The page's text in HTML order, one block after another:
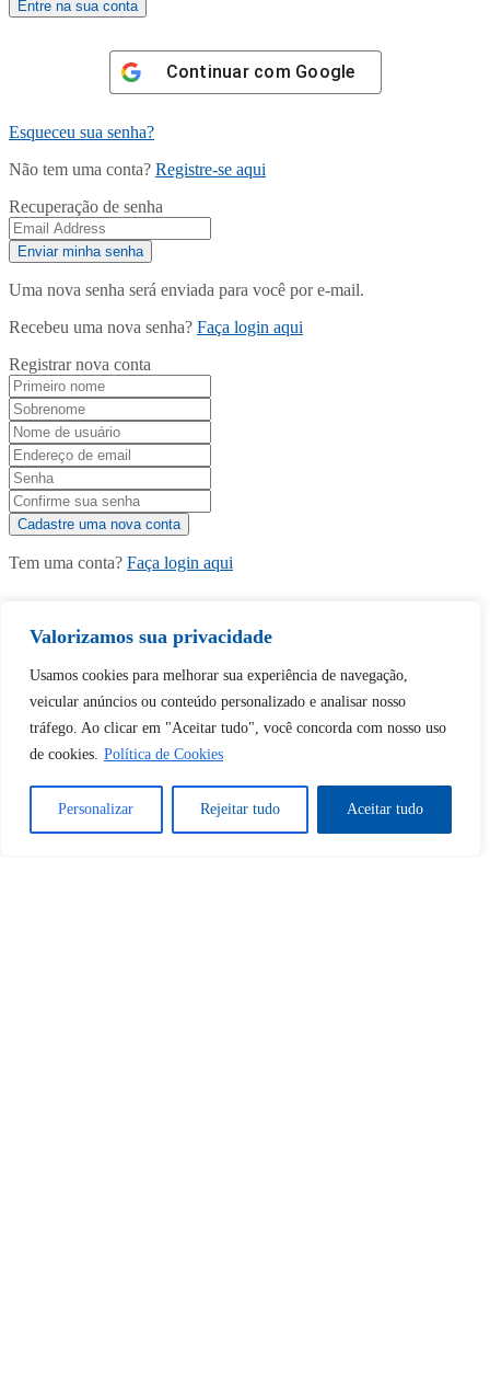
Valorizamos sua privacidade
Usamos cookies para melhorar sua experiência de navegação,
veicular anúncios ou conteúdo personalizado e analisar nosso
tráfego. Ao clicar em "Aceitar tudo", você concorda com nosso uso
de cookies. Política de Cookies
Personalizar Rejeitar tudo Aceitar tudo
Continuar com Google
Esqueceu sua senha?
Não tem uma conta? Registre-se aqui
Recuperação de senha
Uma nova senha será enviada para você por e-mail.
Recebeu uma nova senha? Faça login aqui
Registrar nova conta
Tem uma conta? Faça login aqui
Continuar com
Tem certeza de que deseja
desbloquear esta publicação?